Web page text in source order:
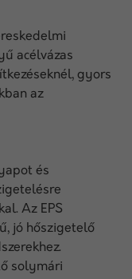
acélvázas
gyors
az
és
Az EPS
jó hőszigetelő
solymári